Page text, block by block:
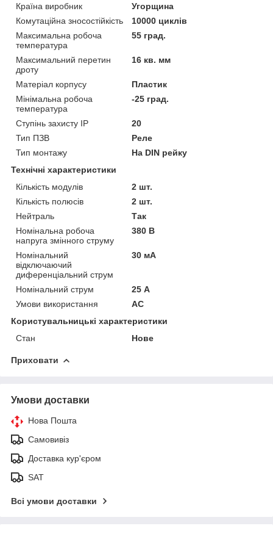
Країна виробник
Угорщина
Комутаційна зносостійкість
10000 циклів
Максимальна робоча
температура
55 град.
Максимальний перетин
дроту
16 кв. мм
Матеріал корпусу
Пластик
Мінімальна робоча
температура
-25 град.
Ступінь захисту IP
20
Тип ПЗВ
Реле
Тип монтажу
На DIN рейку
Технічні характеристики
Кількість модулів
2 шт.
Кількість полюсів
2 шт.
Нейтраль
Так
Номінальна робоча
напруга змінного струму
380 В
Номінальний
відключаючий
диференціальний струм
30 мА
Номінальний струм
25 А
Умови використання
АС
Користувальницькі характеристики
Стан
Нове
Приховати
Умови доставки
Нова Пошта
Самовивіз
Доставка кур'єром
SAT
Всі умови доставки